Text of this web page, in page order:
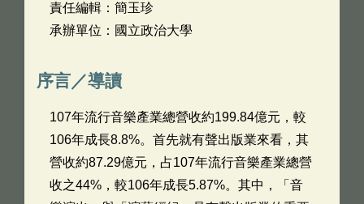
責任編輯：簡玉珍
承辦單位：國立政治大學
序言／導讀
107年流行音樂產業總營收約199.84億元，較
106年成長8.8%。首先就有聲出版業來看，其
營收約87.29億元，占107年流行音樂產業總營
收之44%，較106年成長5.87%。其中，「音